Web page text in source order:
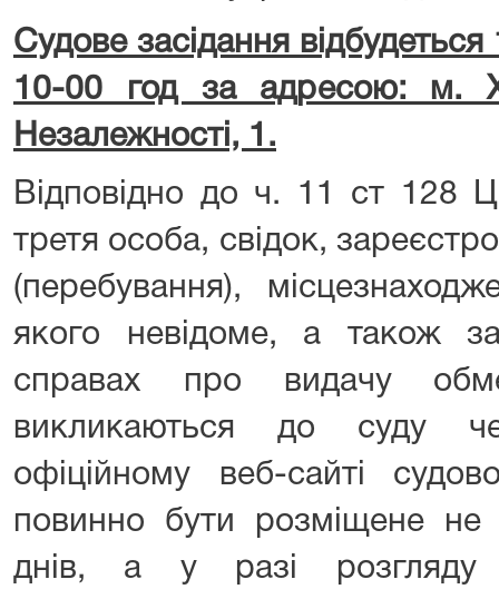
Судове засідання
10-00 год за адресою: м.
Незалежності, 1.
Відповідно до ч. 11 ст 128
третя особа, свідок,
(перебування),
якого невідоме, а також
справах про видачу
викликаються до суду
офіційному веб-сайті
повинно бути розміщене не
днів, а у разі